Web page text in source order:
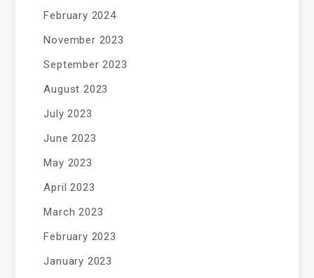
February 2024
November 2023
September 2023
August 2023
July 2023
June 2023
May 2023
April 2023
March 2023
February 2023
January 2023